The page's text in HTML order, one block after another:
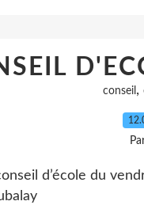
conseil,
d’école du